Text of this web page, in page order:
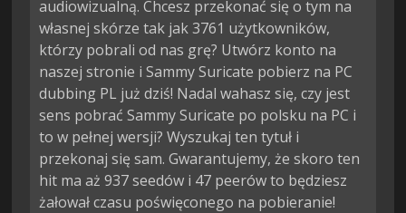
audiowizualną. Chcesz przekonać się o tym na
własnej skórze tak jak 3761 użytkowników,
którzy pobrali od nas grę? Utwórz konto na
naszej stronie i Sammy Suricate pobierz na PC
dubbing PL już dziś! Nadal wahasz się, czy jest
sens pobrać Sammy Suricate po polsku na PC i
to w pełnej wersji? Wyszukaj ten tytuł i
przekonaj się sam. Gwarantujemy, że skoro ten
hit ma aż 937 seedów i 47 peerów to będziesz
żałował czasu poświęconego na pobieranie!